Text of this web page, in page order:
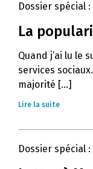
Dossier spécial :
La
Quand j’ai lu le
services
majorité [...]
Lire la suite
Dossier spécial :